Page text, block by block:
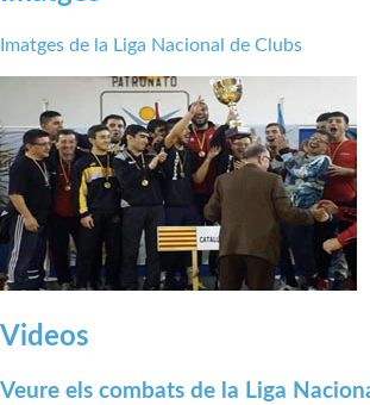
Imatges de la Liga Nacional de Clubs
Videos
Veure els combats de la Liga